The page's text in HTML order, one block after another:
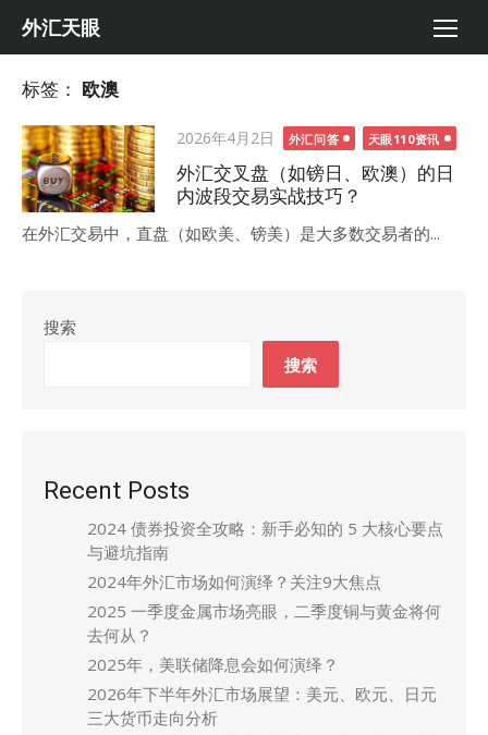
Skip
外汇天眼
标签： 欧澳
Posted
on
2026年4月2日 外汇问答 天眼110资讯
外汇交叉盘（如镑日、欧澳）的日
内波段交易实战技巧？
在外汇交易中，直盘（如欧美、镑美）是大多数交易者的...
搜索
搜索
Recent Posts
2024 债券投资全攻略：新手必知的 5 大核心要点
与避坑指南
2024年外汇市场如何演绎？关注9大焦点
2025 一季度金属市场亮眼，二季度铜与黄金将何
去何从？
2025年，美联储降息会如何演绎？
2026年下半年外汇市场展望：美元、欧元、日元
三大货币走向分析